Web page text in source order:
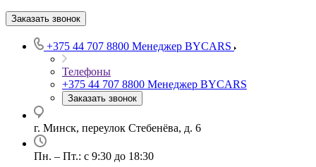
Заказать звонок
+375 44 707 8800 Менеджер BYCARS
Телефоны
+375 44 707 8800 Менеджер BYCARS
Заказать звонок
г. Минск, переулок Стебенёва, д. 6
Пн. – Пт.: с 9:30 до 18:30